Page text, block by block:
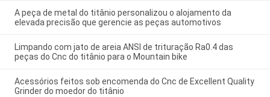
A peça de metal do titânio personalizou o alojamento da
elevada precisão que gerencie as peças automotivos
Limpando com jato de areia ANSI de trituração Ra0.4 das
peças do Cnc do titânio para o Mountain bike
Acessórios feitos sob encomenda do Cnc de Excellent Quality
Grinder do moedor do titânio